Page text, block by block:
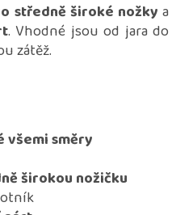
středně široké nožky a
. Vhodné jsou od jara do
zátěž.
všemi směry
širokou nožičku